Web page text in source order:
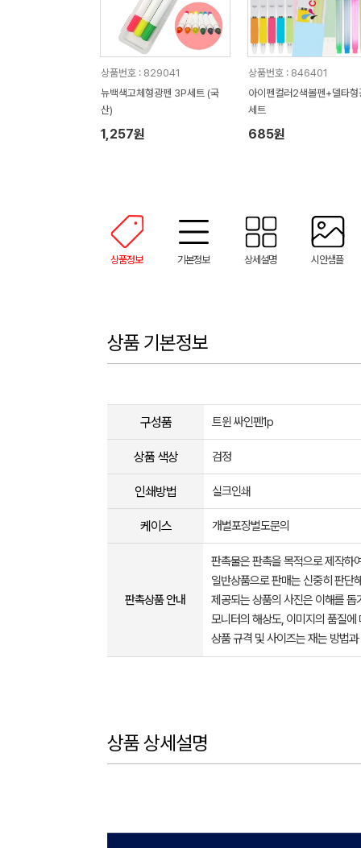
상품번호 : 829041
뉴백색고체형광펜 3P세트 (국
산)
1,257원
상품번호 : 846401
아이펜컬러2색볼펜+델타형
세트
685원
상품정보 기본정보 상세설명 시안샘플
상품 기본정보
구성품 트윈 싸인펜1p
상품 색상 검정
인쇄방법 실크인쇄
케이스 개별포장별도문의
판촉상품 안내
판촉물은 판촉을 목적으로 제작하
일반상품으로 판매는 신중히 판단
제공되는 상품의 사진은 이해를
모니터의 해상도, 이미지의 품질
상품 규격 및 사이즈는 재는 방법
상품 상세설명